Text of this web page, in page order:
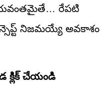
రేపటి
నిజమయ్యే అవకాశం
క్లిక్ చేయండి